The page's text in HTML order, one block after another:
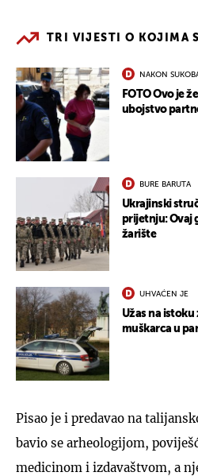
TRI VIJESTI O KOJIMA
NAKON
FOTO Ovo je
ubojstvo
BURE BARUTA
Ukrajinski
prijetnju: Ovaj
žarište
UHVAĆEN JE
Užas na
muškarca u
Pisao je i predavao na
bavio se arheologijom,
medicinom i izdavaštvom, a